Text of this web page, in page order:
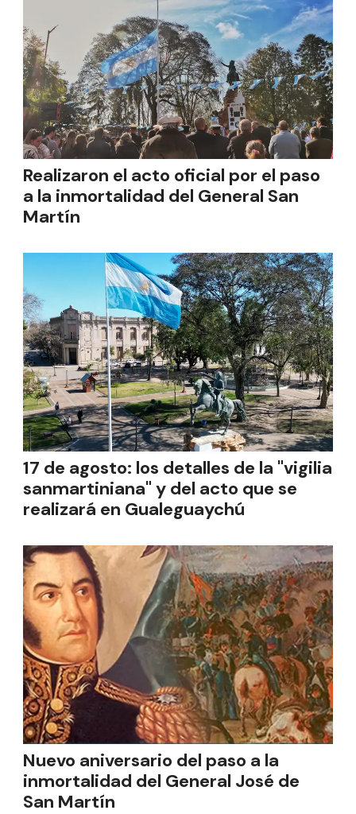
Realizaron el acto oficial por el paso
a la inmortalidad del General San
Martín
17 de agosto: los detalles de la "vigilia
sanmartiniana" y del acto que se
realizará en Gualeguaychú
Nuevo aniversario del paso a la
inmortalidad del General José de
San Martín